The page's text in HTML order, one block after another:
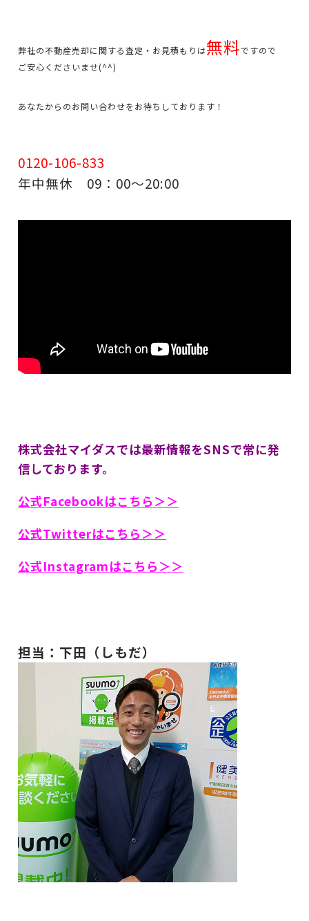
弊社の不動産売却に関する査定・お見積もりは無料ですので
ご安心くださいませ(^^)
あなたからのお問い合わせをお待ちしております！
0120-106-833
年中無休 09：00～20:00
株式会社マイダスでは最新情報をSNSで常に発
信しております。
公式Facebookはこちら＞＞
公式Twitterはこちら＞＞
公式Instagramはこちら＞＞
担当：下田（しもだ）